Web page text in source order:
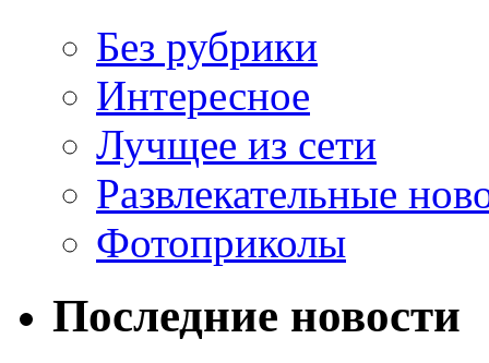
Без рубрики
Интересное
Лучщее из сети
Развлекательные
Фотоприколы
Последние новости